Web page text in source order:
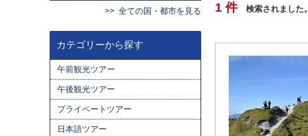
全ての国・都市を見る
カテゴリーから探す
午前観光ツアー
午後観光ツアー
プライベートツアー
日本語ツアー
1 件 検索されました。